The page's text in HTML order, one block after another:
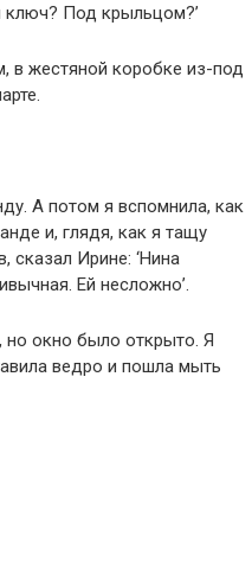
ключ? Под крыльцом?’
в жестяной коробке из-под
А потом я вспомнила, как
и, глядя, как я тащу
сказал Ирине: ‘Нина
Ей несложно’.
окно было открыто. Я
ведро и пошла мыть